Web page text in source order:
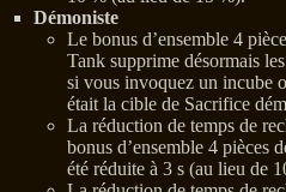
Démoniste
Le bonus d’ensemble 4
Tank supprime désormais
si vous invoquez un incube
était la cible de Sacrifice
La réduction de temps de
bonus d’ensemble 4 pièces
été réduite à 3 s (au lieu de